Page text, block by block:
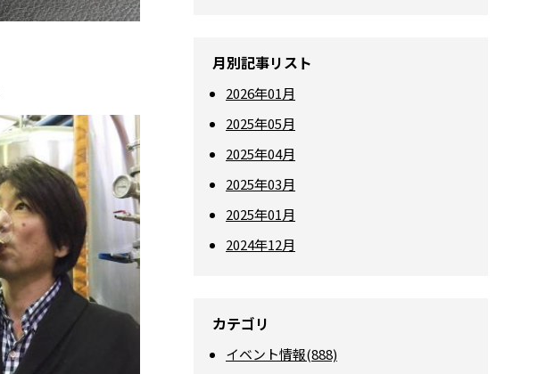
月別記事リスト
2026年01月
2025年05月
2025年04月
2025年03月
2025年01月
2024年12月
カテゴリ
イベント情報(888)